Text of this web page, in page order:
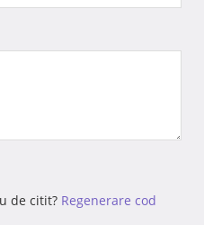
de citit? Regenerare cod